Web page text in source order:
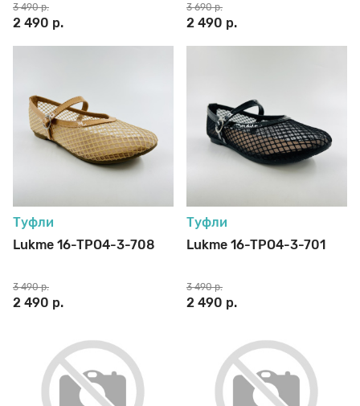
2 490 р.
3 490 р.
2 490 р.
3 690 р.
Туфли
Lukme 16-TPO4-3-708
2 490 р.
3 490 р.
Туфли
Lukme 16-TPO4-3-701
2 490 р.
3 490 р.